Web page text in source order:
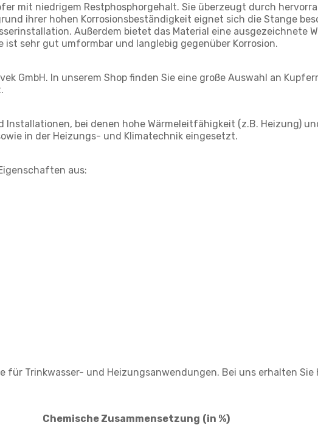
mit niedrigem Restphosphorgehalt. Sie überzeugt durch
ihrer hohen Korrosionsbeständigkeit eignet sich die Stange
Außerdem bietet das Material eine ausgezeichnete
sehr gut umformbar und langlebig gegenüber Korrosion.
GmbH. In unserem Shop finden Sie eine große Auswahl an
bei denen hohe Wärmeleitfähigkeit (z.B. Heizung)
in der Heizungs- und Klimatechnik eingesetzt.
aus:
für Trinkwasser- und Heizungsanwendungen. Bei uns erhalten
Chemische Zusammensetzung (in %)